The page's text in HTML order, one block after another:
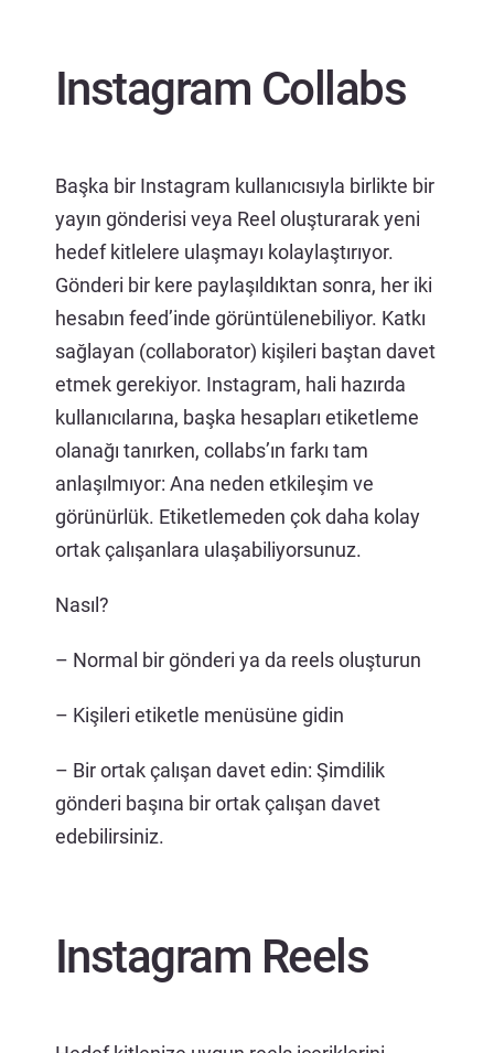
Instagram Collabs
Başka bir Instagram kullanıcısıyla birlikte bir
yayın gönderisi veya Reel oluşturarak yeni
hedef kitlelere ulaşmayı kolaylaştırıyor.
Gönderi bir kere paylaşıldıktan sonra, her iki
hesabın feed’inde görüntülenebiliyor. Katkı
sağlayan (collaborator) kişileri baştan davet
etmek gerekiyor. Instagram, hali hazırda
kullanıcılarına, başka hesapları etiketleme
olanağı tanırken, collabs’ın farkı tam
anlaşılmıyor: Ana neden etkileşim ve
görünürlük. Etiketlemeden çok daha kolay
ortak çalışanlara ulaşabiliyorsunuz.
Nasıl?
– Normal bir gönderi ya da reels oluşturun
– Kişileri etiketle menüsüne gidin
– Bir ortak çalışan davet edin: Şimdilik
gönderi başına bir ortak çalışan davet
edebilirsiniz.
Instagram Reels